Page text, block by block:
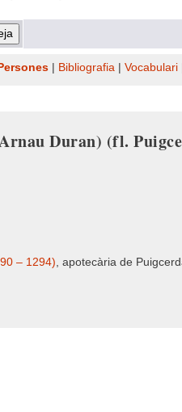
Persones Bibliografia Vocabulari
Duran) (fl.
– 1294), apotecària de